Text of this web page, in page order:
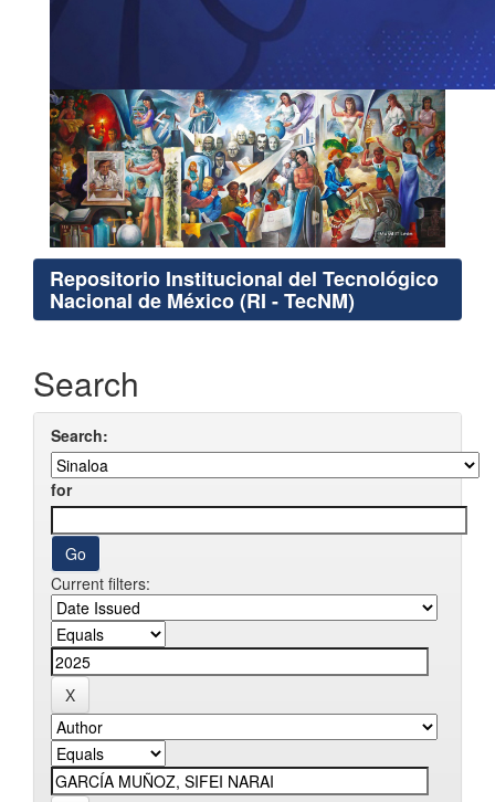
Repositorio Institucional del Tecnológico
Nacional de México (RI - TecNM)
Search
Search:
for
Current filters: